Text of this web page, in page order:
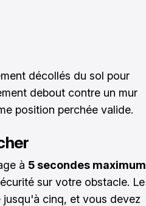
décollés du sol pour
debout contre un mur
position perchée valide.
à 5 secondes maximum
sur votre obstacle. Le
cinq, et vous devez